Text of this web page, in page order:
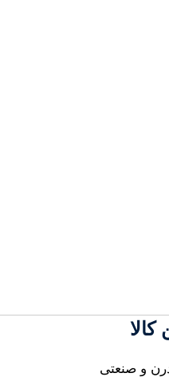
و صنعتی